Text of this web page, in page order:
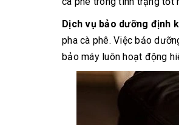
Dịch vụ bảo dưỡng định
pha cà phê. Việc bảo
bảo máy luôn hoạt động